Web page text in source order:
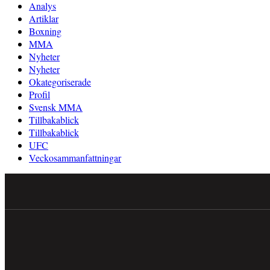
Analys
Artiklar
Boxning
MMA
Nyheter
Nyheter
Okategoriserade
Profil
Svensk MMA
Tillbakablick
Tillbakablick
UFC
Veckosammanfattningar